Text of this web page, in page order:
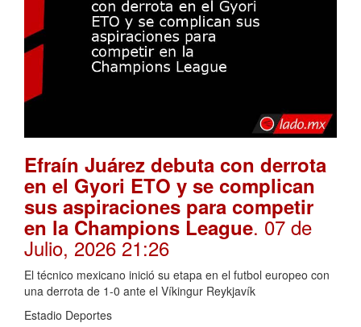
Efraín Juárez debuta con derrota
en el Gyori ETO y se complican
sus aspiraciones para competir
en la Champions League. 07 de
Julio, 2026 21:26
El técnico mexicano inició su etapa en el futbol europeo con
una derrota de 1-0 ante el Víkingur Reykjavík
Estadio Deportes